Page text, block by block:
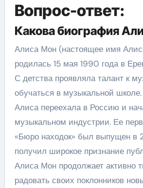
Вопрос-ответ:
Какова биография
Алиса Мон (настоящее имя
родилась 15 мая 1990 года в
С детства проявляла талант к
обучаться в музыкальной
Алиса переехала в Россию и
музыкальном индустрии. Ее
«Бюро находок» был выпущен в
получил широкое признание
Алиса Мон продолжает активно
радовать своих поклонников